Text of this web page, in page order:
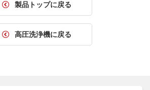
製品トップに戻る
高圧洗浄機に戻る